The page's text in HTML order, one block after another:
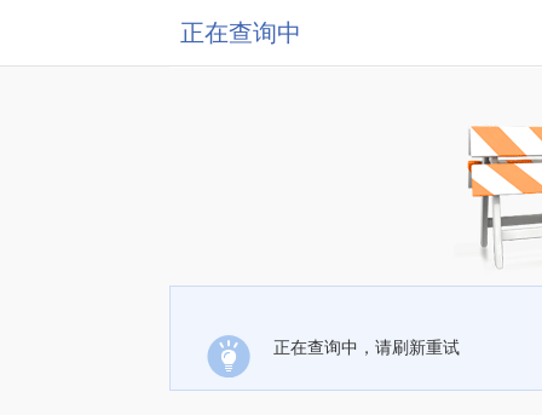
正在查询中
正在查询中，请刷新重试